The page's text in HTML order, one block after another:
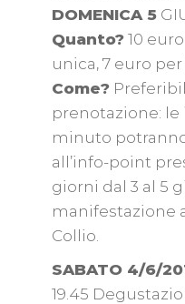
DOMENICA 5
Quanto?10
unica, 7 euro
Come?
prenotazione:
minuto
all’info-point
giorni dal 3 al 5
manifestazione
Collio.
SABATO 4/6/
19.45